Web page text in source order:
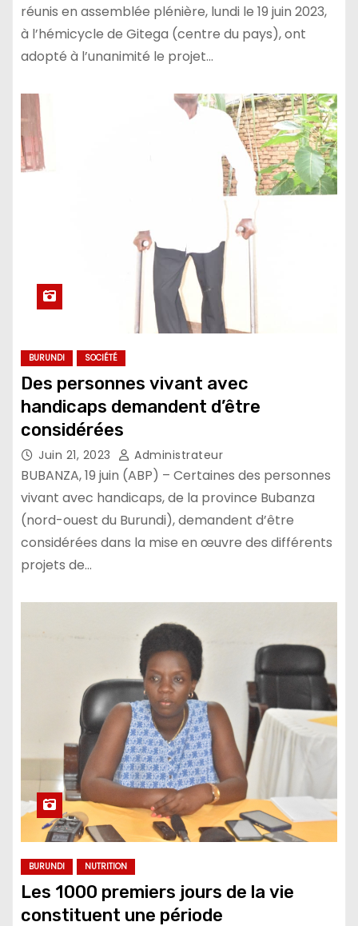
réunis en assemblée plénière, lundi le 19 juin 2023,
à l’hémicycle de Gitega (centre du pays), ont
adopté à l’unanimité le projet…
BURUNDI SOCIÉTÉ
Des personnes vivant avec
handicaps demandent d’être
considérées
Juin 21, 2023 Administrateur
BUBANZA, 19 juin (ABP) – Certaines des personnes
vivant avec handicaps, de la province Bubanza
(nord-ouest du Burundi), demandent d’être
considérées dans la mise en œuvre des différents
projets de…
BURUNDI NUTRITION
Les 1000 premiers jours de la vie
constituent une période